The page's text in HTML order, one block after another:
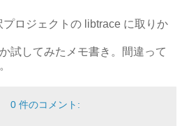
ロジェクトの libtrace に取りか
試してみたメモ書き。間違って
0 件のコメント: